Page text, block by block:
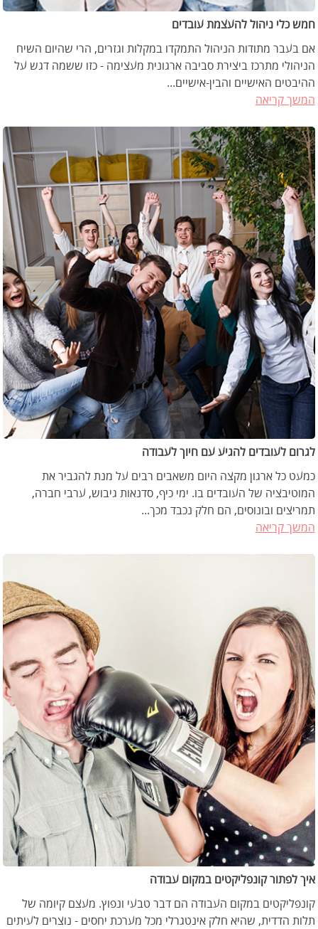
חמש כלי ניהול להעצמת עובדים
אם בעבר מתודות הניהול התמקדו במקלות וגזרים, הרי שהיום השיח
הניהולי מתרכז ביצירת סביבה ארגונית מעצימה - כזו ששמה דגש על
ההיבטים האישיים והבין-אישיים...
המשך קריאה
לגרום לעובדים להגיע עם חיוך לעבודה
כמעט כל ארגון מקצה היום משאבים רבים על מנת להגביר את
המוטיבציה של העובדים בו. ימי כיף, סדנאות גיבוש, ערבי חברה,
תמריצים ובונוסים, הם חלק נכבד מכך...
המשך קריאה
איך לפתור קונפליקטים במקום עבודה
קונפליקטים במקום העבודה הם דבר טבעי ונפוץ. מעצם קיומה של
תלות הדדית, שהיא חלק אינטגרלי מכל מערכת יחסים - נוצרים לעיתים